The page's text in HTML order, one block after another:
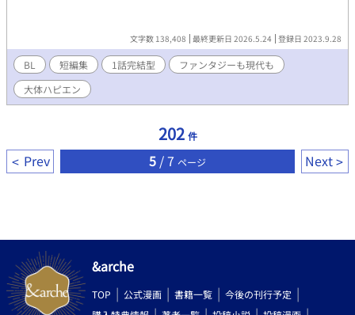
文字数 138,408 最終更新日 2026.5.24 登録日 2023.9.28
BL 短編集 1話完結型
ファンタジーも現代も
大体ハピエン
202 件
Prev 5 / 7 ページ Next
&arche
TOP 公式漫画 書籍一覧
今後の刊行予定